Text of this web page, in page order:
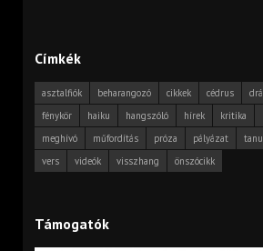
Címkék
asztalfiók beharangozó cikkek cédrus
fénykör
haiku hangszóló hírek kritika
meghívó
műfordítás próza pályázat
vers
videók visszhang önszócikk
Támogatók